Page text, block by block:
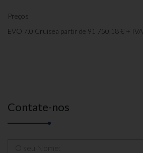
Preços
EVO 7.0 Cruisea partir de 91 750,18 € + IVA
Contate-nos